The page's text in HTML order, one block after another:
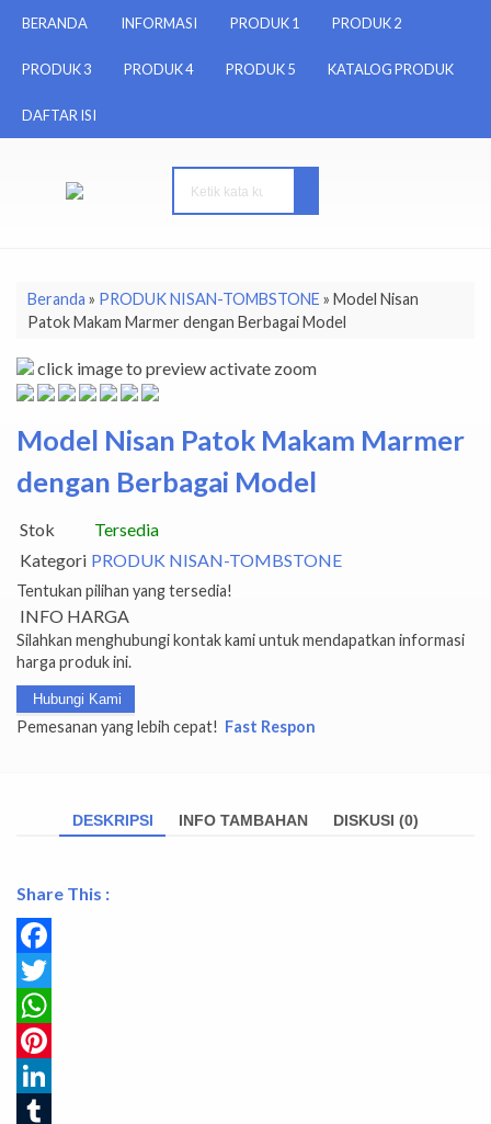
BERANDA INFORMASI PRODUK 1 PRODUK 2
PRODUK 3 PRODUK 4 PRODUK 5 KATALOG PRODUK
DAFTAR ISI
Beranda » PRODUK NISAN-TOMBSTONE » Model Nisan
Patok Makam Marmer dengan Berbagai Model
click image to previewactivate zoom
Model Nisan Patok Makam Marmer
dengan Berbagai Model
Stok
Tersedia
Kategori PRODUK NISAN-TOMBSTONE
Tentukan pilihan yang tersedia!
INFO HARGA
Silahkan menghubungi kontak kami untuk mendapatkan informasi
harga produk ini.
Hubungi Kami
Pemesanan yang lebih cepat! Fast Respon
DESKRIPSI INFO TAMBAHAN DISKUSI (0)
Share This :
Facebook
Twitter
WhatsApp
Pinterest
LinkedIn